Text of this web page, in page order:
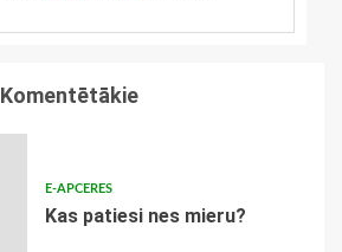
Komentētākie
E-APCERES
​Kas patiesi nes mieru?